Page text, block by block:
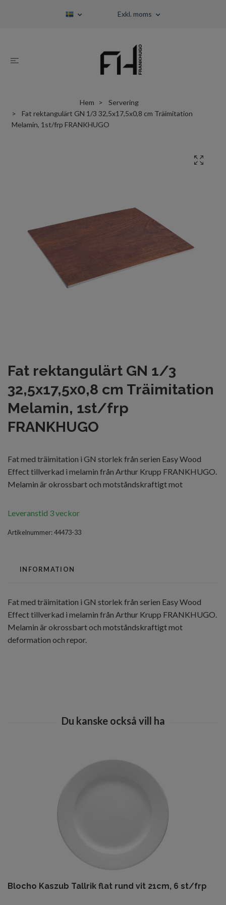
Exkl. moms
Hem
Servering
Fat rektangulärt GN 1/3 32,5x17,5x0,8 cm Träimitation
Melamin, 1st/frp FRANKHUGO
Fat rektangulärt GN 1/3
32,5x17,5x0,8 cm Träimitation
Melamin, 1st/frp
FRANKHUGO
Fat med träimitation i GN storlek från serien Easy Wood
Effect tillverkad i melamin från Arthur Krupp FRANKHUGO.
Melamin är okrossbart och motståndskraftigt mot
Leveranstid 3 veckor
Artikelnummer:44473-33
INFORMATION
Fat med träimitation i GN storlek från serien Easy Wood
Effect tillverkad i melamin från Arthur Krupp FRANKHUGO.
Melamin är okrossbart och motståndskraftigt mot
deformation och repor.
Blocho Kaszub Tallrik flat rund vit 21cm, 6 st/frp